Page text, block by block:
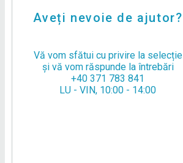
Aveți nevoie de ajutor?
Vă vom sfătui cu privire la selecție
și vă vom răspunde la întrebări
+40 371 783 841
LU - VIN, 10:00 - 14:00